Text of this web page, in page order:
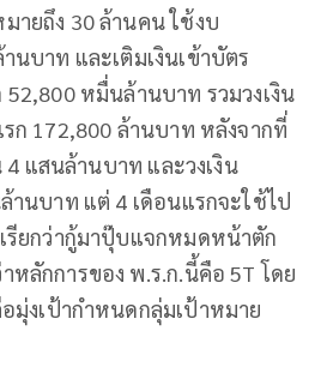
ายถึง 30 ล้านคน ใช้งบ
นบาท และเติมเงินเข้าบัตร
52,800 หมื่นล้านบาท รวมวงเงิน
ก 172,800 ล้านบาท หลังจากที่
4 แสนล้านบาท และวงเงิน
านบาท แต่ 4 เดือนแรกจะใช้ไป
รียกว่ากู้มาปุ๊บแจกหมดหน้าตัก
หลักการของ พ.ร.ก.นี้คือ 5T โดย
มุ่งเป้ากำหนดกลุ่มเป้าหมาย